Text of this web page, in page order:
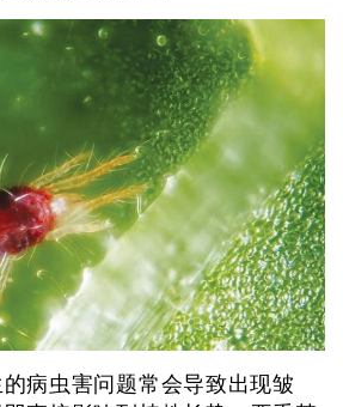
病虫害问题常会导致出现皱